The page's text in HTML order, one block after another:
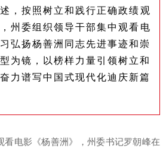
，按照树立和践行正确政绩观
州委组织领导干部集中观看电
弘扬杨善洲同志先进事迹和崇
为镜，以榜样力量引领树立和
力谱写中国式现代化迪庆新篇
看电影《杨善洲》，州委书记罗朝峰在